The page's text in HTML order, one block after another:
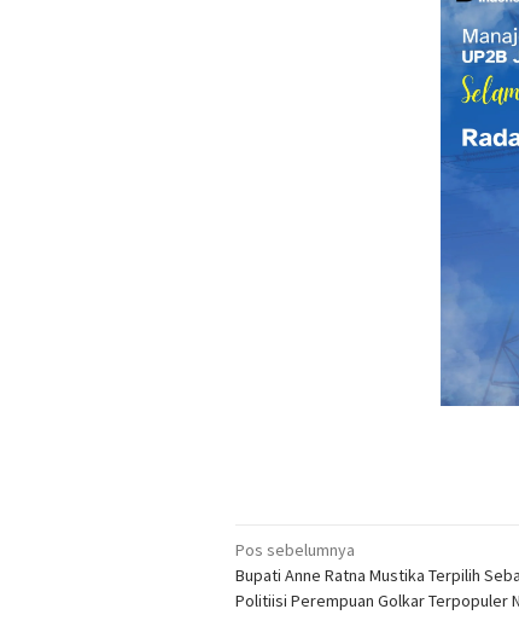
Navigasi
pos
Pos sebelumnya
Bupati Anne Ratna Mustika Terpilih
Politiisi Perempuan Golkar Terpopuler